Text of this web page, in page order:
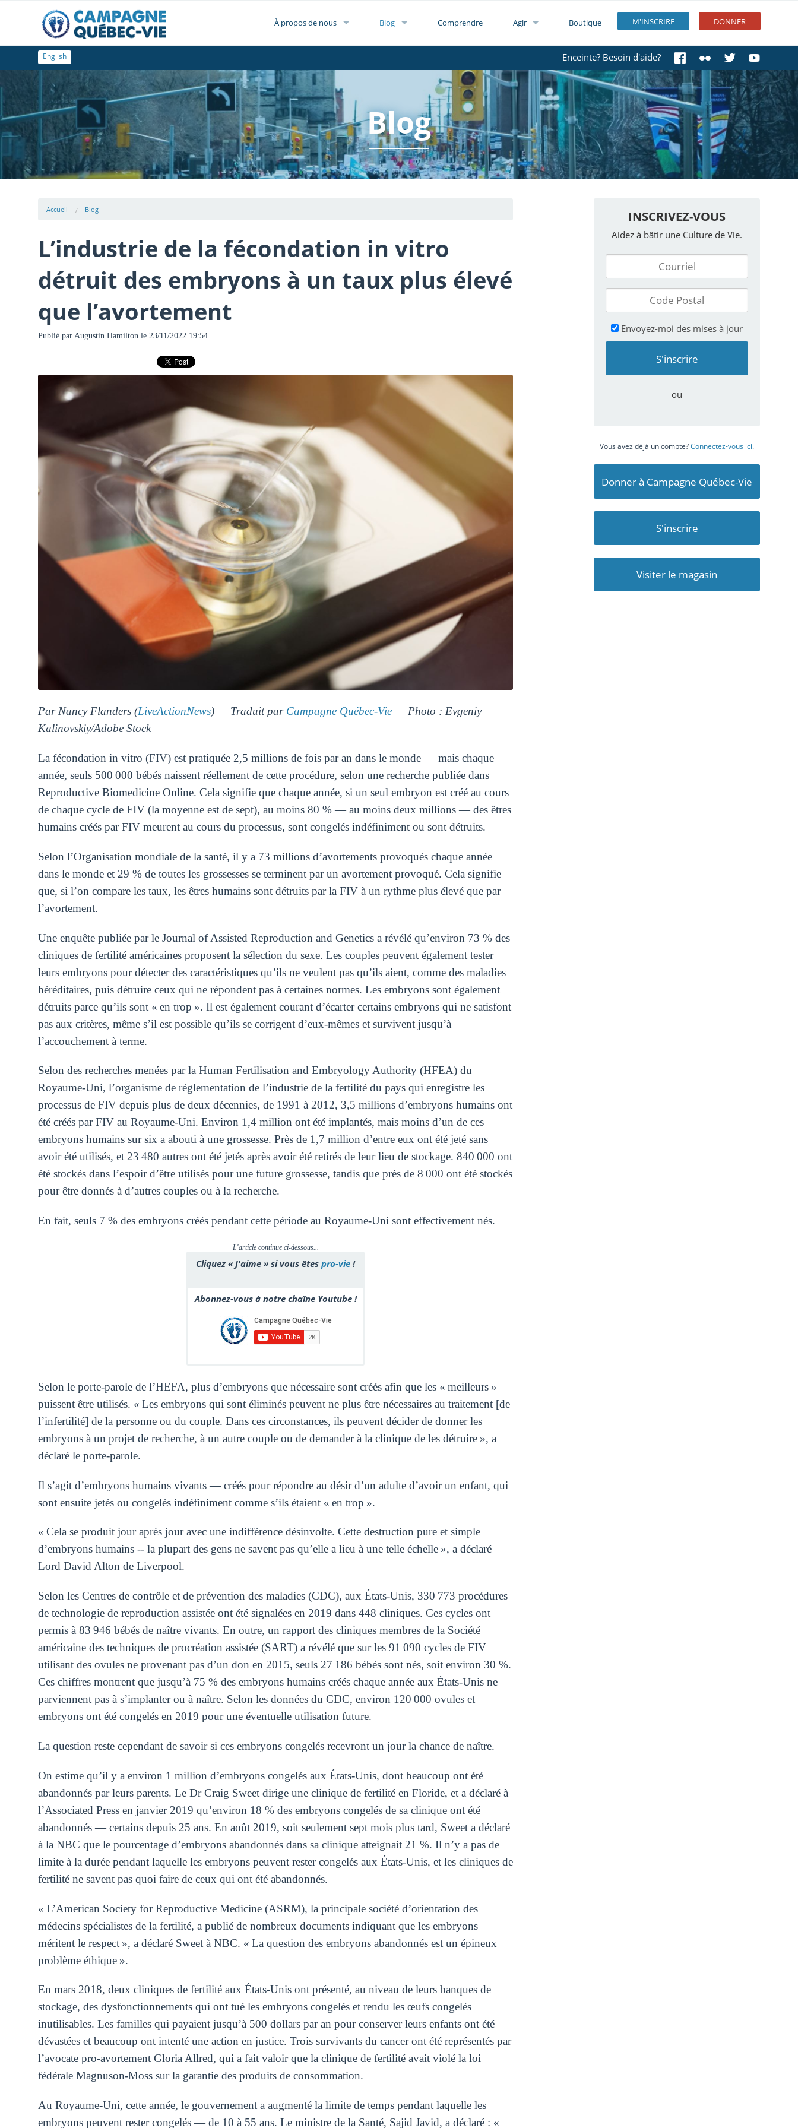
M'INSCRIRE DONNER
À propos de nous Blog Comprendre Agir Boutique
Enceinte? Besoin d'aide?
English
Blog
Accueil Blog
L’industrie de la fécondation in vitro
détruit des embryons à un taux plus élevé
que l’avortement
Publié par Augustin Hamiltonle 23/11/2022 19:54
Par Nancy Flanders (LiveActionNews) — Traduit par Campagne Québec-Vie— Photo : Evgeniy
Kalinovskiy/Adobe Stock
La fécondation in vitro (FIV) est pratiquée 2,5 millions de fois par an dans le monde — mais chaque
année, seuls 500 000 bébés naissent réellement de cette procédure, selon une recherche publiée dans
Reproductive Biomedicine Online. Cela signifie que chaque année, si un seul embryon est créé au cours
de chaque cycle de FIV (la moyenne est de sept), au moins 80 % — au moins deux millions — des êtres
humains créés par FIV meurent au cours du processus, sont congelés indéfiniment ou sont détruits.
Selon l’Organisation mondiale de la santé, il y a 73 millions d’avortements provoqués chaque année
dans le monde et 29 % de toutes les grossesses se terminent par un avortement provoqué. Cela signifie
que, si l’on compare les taux, les êtres humains sont détruits par la FIV à un rythme plus élevé que par
l’avortement.
Une enquête publiée par le Journal of Assisted Reproduction and Genetics a révélé qu’environ 73 % des
cliniques de fertilité américaines proposent la sélection du sexe. Les couples peuvent également tester
leurs embryons pour détecter des caractéristiques qu’ils ne veulent pas qu’ils aient, comme des maladies
héréditaires, puis détruire ceux qui ne répondent pas à certaines normes. Les embryons sont également
détruits parce qu’ils sont « en trop ». Il est également courant d’écarter certains embryons qui ne satisfont
pas aux critères, même s’il est possible qu’ils se corrigent d’eux-mêmes et survivent jusqu’à
l’accouchement à terme.
Selon des recherches menées par la Human Fertilisation and Embryology Authority (HFEA) du
Royaume-Uni, l’organisme de réglementation de l’industrie de la fertilité du pays qui enregistre les
processus de FIV depuis plus de deux décennies, de 1991 à 2012, 3,5 millions d’embryons humains ont
été créés par FIV au Royaume-Uni. Environ 1,4 million ont été implantés, mais moins d’un de ces
embryons humains sur six a abouti à une grossesse. Près de 1,7 million d’entre eux ont été jeté sans
avoir été utilisés, et 23 480 autres ont été jetés après avoir été retirés de leur lieu de stockage. 840 000 ont
été stockés dans l’espoir d’être utilisés pour une future grossesse, tandis que près de 8 000 ont été stockés
pour être donnés à d’autres couples ou à la recherche.
En fait, seuls 7 % des embryons créés pendant cette période au Royaume-Uni sont effectivement nés.
L'article continue ci-dessous...
Cliquez « J'aime » si vous êtes pro-vie !
Abonnez-vous à notre chaîne Youtube !
Selon le porte-parole de l’HEFA, plus d’embryons que nécessaire sont créés afin que les « meilleurs »
puissent être utilisés. « Les embryons qui sont éliminés peuvent ne plus être nécessaires au traitement [de
l’infertilité] de la personne ou du couple. Dans ces circonstances, ils peuvent décider de donner les
embryons à un projet de recherche, à un autre couple ou de demander à la clinique de les détruire », a
déclaré le porte-parole.
Il s’agit d’embryons humains vivants — créés pour répondre au désir d’un adulte d’avoir un enfant, qui
sont ensuite jetés ou congelés indéfiniment comme s’ils étaient « en trop ».
« Cela se produit jour après jour avec une indifférence désinvolte. Cette destruction pure et simple
d’embryons humains -- la plupart des gens ne savent pas qu’elle a lieu à une telle échelle », a déclaré
Lord David Alton de Liverpool.
Selon les Centres de contrôle et de prévention des maladies (CDC), aux États-Unis, 330 773 procédures
de technologie de reproduction assistée ont été signalées en 2019 dans 448 cliniques. Ces cycles ont
permis à 83 946 bébés de naître vivants. En outre, un rapport des cliniques membres de la Société
américaine des techniques de procréation assistée (SART) a révélé que sur les 91 090 cycles de FIV
utilisant des ovules ne provenant pas d’un don en 2015, seuls 27 186 bébés sont nés, soit environ 30 %.
Ces chiffres montrent que jusqu’à 75 % des embryons humains créés chaque année aux États-Unis ne
parviennent pas à s’implanter ou à naître. Selon les données du CDC, environ 120 000 ovules et
embryons ont été congelés en 2019 pour une éventuelle utilisation future.
La question reste cependant de savoir si ces embryons congelés recevront un jour la chance de naître.
On estime qu’il y a environ 1 million d’embryons congelés aux États-Unis, dont beaucoup ont été
abandonnés par leurs parents. Le Dr Craig Sweet dirige une clinique de fertilité en Floride, et a déclaré à
l’Associated Press en janvier 2019 qu’environ 18 % des embryons congelés de sa clinique ont été
abandonnés — certains depuis 25 ans. En août 2019, soit seulement sept mois plus tard, Sweet a déclaré
à la NBC que le pourcentage d’embryons abandonnés dans sa clinique atteignait 21 %. Il n’y a pas de
limite à la durée pendant laquelle les embryons peuvent rester congelés aux États-Unis, et les cliniques de
fertilité ne savent pas quoi faire de ceux qui ont été abandonnés.
« L’American Society for Reproductive Medicine (ASRM), la principale société d’orientation des
médecins spécialistes de la fertilité, a publié de nombreux documents indiquant que les embryons
méritent le respect », a déclaré Sweet à NBC. « La question des embryons abandonnés est un épineux
problème éthique ».
En mars 2018, deux cliniques de fertilité aux États-Unis ont présenté, au niveau de leurs banques de
stockage, des dysfonctionnements qui ont tué les embryons congelés et rendu les œufs congelés
inutilisables. Les familles qui payaient jusqu’à 500 dollars par an pour conserver leurs enfants ont été
dévastées et beaucoup ont intenté une action en justice. Trois survivants du cancer ont été représentés par
l’avocate pro-avortement Gloria Allred, qui a fait valoir que la clinique de fertilité avait violé la loi
fédérale Magnuson-Moss sur la garantie des produits de consommation.
Au Royaume-Uni, cette année, le gouvernement a augmenté la limite de temps pendant laquelle les
embryons peuvent rester congelés — de 10 à 55 ans. Le ministre de la Santé, Sajid Javid, a déclaré : «
INSCRIVEZ-VOUS
Aidez à bâtir une Culture de Vie.
Envoyez-moi des mises à jour
ou
Vous avez déjà un compte?Connectez-vous ici.
Donner à Campagne Québec-Vie
S'inscrire
Visiter le magasin